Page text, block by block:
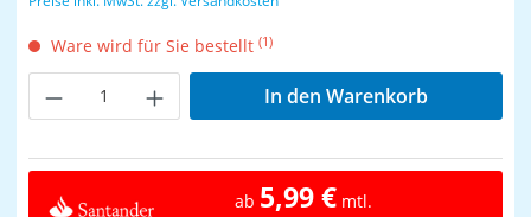
Ware wird für Sie bestellt (1)
Produkt Anzahl: Gib den gewünschten
In den Warenkorb
ab 5,99 € mtl.